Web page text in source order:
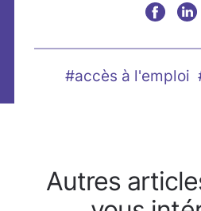
#accès à l'emploi
Autres